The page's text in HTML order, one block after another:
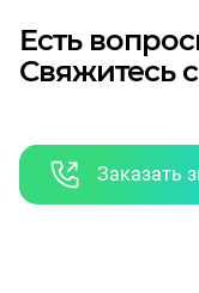
Есть
Свяжитесь
Заказать